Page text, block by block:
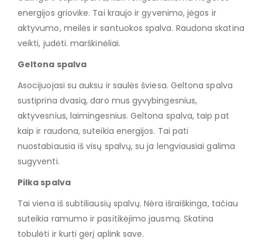
energijos griovike. Tai kraujo ir gyvenimo, jėgos ir
aktyvumo, meilės ir santuokos spalva. Raudona skatina
veikti, judėti. marškinėliai.
Geltona spalva
Asocijuojasi su auksu ir saulės šviesa. Geltona spalva
sustiprina dvasią, daro mus gyvybingesnius,
aktyvesnius, laimingesnius. Geltona spalva, taip pat
kaip ir raudona, suteikia energijos. Tai pati
nuostabiausia iš visų spalvų, su ja lengviausiai galima
sugyventi.
Pilka spalva
Tai viena iš subtiliausių spalvų. Nėra išraiškinga, tačiau
suteikia ramumo ir pasitikėjimo jausmą. Skatina
tobulėti ir kurti gėrį aplink save.